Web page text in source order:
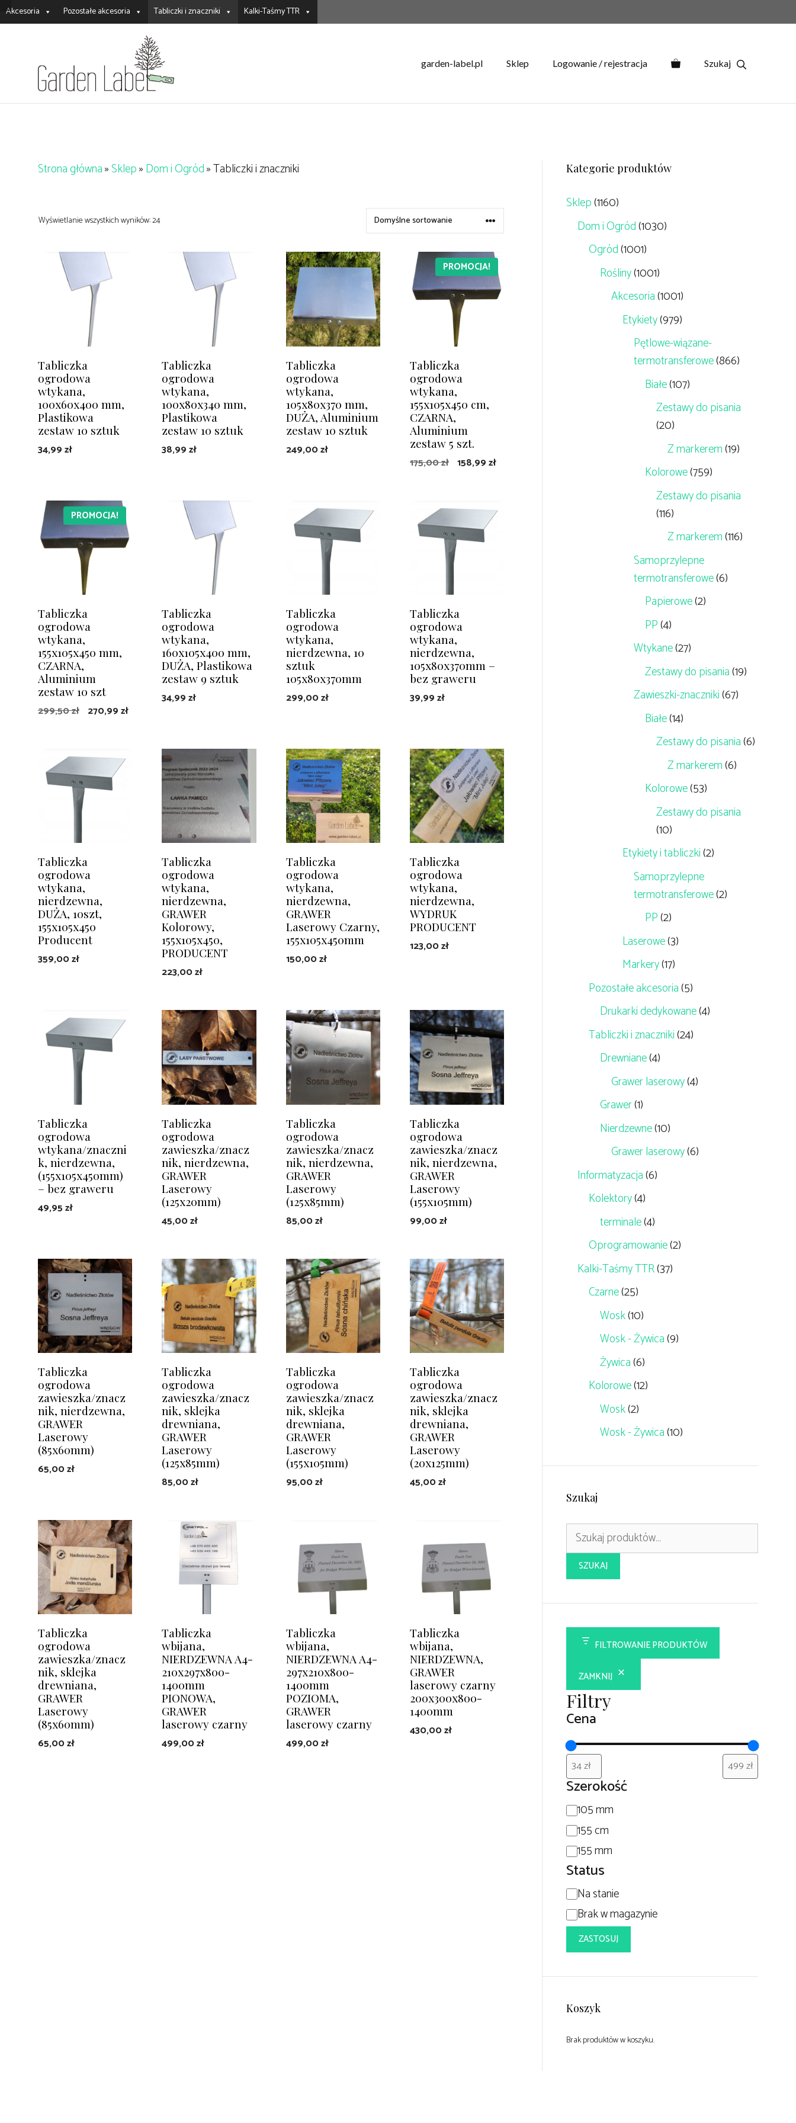
Przejdź
do
Akcesoria Pozostałe akcesoria Tabliczki i znaczniki Kalki-Taśmy TTR
garden-label.pl Sklep Logowanie / rejestracja
Strona główna»Sklep»Dom i Ogród»Tabliczki i znaczniki
Wyświetlanie wszystkich wyników: 24
Tabliczka
ogrodowa
wtykana,
100x60x400 mm,
Plastikowa
zestaw 10 sztuk
34,99zł
Tabliczka
ogrodowa
wtykana,
100x80x340 mm,
Plastikowa
zestaw 10 sztuk
38,99zł
Tabliczka
ogrodowa
wtykana,
105x80x370 mm,
DUŻA, Aluminium
zestaw 10 sztuk
249,00zł
PROMOCJA!
Tabliczka
ogrodowa
wtykana,
155x105x450 cm,
CZARNA,
Aluminium
zestaw 5 szt.
175,00zł Pierwotna
175,00 zł.
158,99złAktualna
158,99 zł.
PROMOCJA!
Tabliczka
ogrodowa
wtykana,
155x105x450 mm,
CZARNA,
Aluminium
zestaw 10 szt
299,50zł Pierwotna
299,50 zł.
270,99złAktualna
270,99 zł.
Tabliczka
ogrodowa
wtykana,
160x105x400 mm,
DUŻA, Plastikowa
zestaw 9 sztuk
34,99zł
Tabliczka
ogrodowa
wtykana,
nierdzewna, 10
sztuk
105x80x370mm
299,00zł
Tabliczka
ogrodowa
wtykana,
nierdzewna,
105x80x370mm –
bez graweru
39,99zł
Tabliczka
ogrodowa
wtykana,
nierdzewna,
DUŻA, 10szt,
155x105x450
Producent
359,00zł
Tabliczka
ogrodowa
wtykana,
nierdzewna,
GRAWER
Kolorowy,
155x105x450,
PRODUCENT
223,00zł
Tabliczka
ogrodowa
wtykana,
nierdzewna,
GRAWER
Laserowy Czarny,
155x105x450mm
150,00zł
Tabliczka
ogrodowa
wtykana,
nierdzewna,
WYDRUK
PRODUCENT
123,00zł
Tabliczka
ogrodowa
wtykana/znaczni
k, nierdzewna,
(155x105x450mm)
– bez graweru
49,95zł
Tabliczka
ogrodowa
zawieszka/znacz
nik, nierdzewna,
GRAWER
Laserowy
(125x20mm)
45,00zł
Tabliczka
ogrodowa
zawieszka/znacz
nik, nierdzewna,
GRAWER
Laserowy
(125x85mm)
85,00zł
Tabliczka
ogrodowa
zawieszka/znacz
nik, nierdzewna,
GRAWER
Laserowy
(155x105mm)
99,00zł
Tabliczka
ogrodowa
zawieszka/znacz
nik, nierdzewna,
GRAWER
Laserowy
(85x60mm)
65,00zł
Tabliczka
ogrodowa
zawieszka/znacz
nik, sklejka
drewniana,
GRAWER
Laserowy
(125x85mm)
85,00zł
Tabliczka
ogrodowa
zawieszka/znacz
nik, sklejka
drewniana,
GRAWER
Laserowy
(155x105mm)
95,00zł
Tabliczka
ogrodowa
zawieszka/znacz
nik, sklejka
drewniana,
GRAWER
Laserowy
(20x125mm)
45,00zł
Tabliczka
ogrodowa
zawieszka/znacz
nik, sklejka
drewniana,
GRAWER
Laserowy
(85x60mm)
65,00zł
Tabliczka
wbijana,
NIERDZEWNA A4-
210x297x800-
1400mm
PIONOWA,
GRAWER
laserowy czarny
499,00zł
Tabliczka
wbijana,
NIERDZEWNA A4-
297x210x800-
1400mm
POZIOMA,
GRAWER
laserowy czarny
499,00zł
Tabliczka
wbijana,
NIERDZEWNA,
GRAWER
laserowy czarny
200x300x800-
1400mm
430,00zł
Kategorie produktów
Sklep(1160)
Dom i Ogród(1030)
Ogród(1001)
Rośliny(1001)
Akcesoria(1001)
Etykiety(979)
Pętlowe-wiązane-
termotransferowe(866)
Białe(107)
Zestawy do pisania
(20)
Z markerem(19)
Kolorowe(759)
Zestawy do pisania
(116)
Z markerem(116)
Samoprzylepne
termotransferowe(6)
Papierowe(2)
PP(4)
Wtykane(27)
Zestawy do pisania(19)
Zawieszki-znaczniki(67)
Białe(14)
Zestawy do pisania(6)
Z markerem(6)
Kolorowe(53)
Zestawy do pisania
(10)
Etykiety i tabliczki(2)
Samoprzylepne
termotransferowe(2)
PP(2)
Laserowe(3)
Markery(17)
Pozostałe akcesoria(5)
Drukarki dedykowane(4)
Tabliczki i znaczniki(24)
Drewniane(4)
Grawer laserowy(4)
Grawer(1)
Nierdzewne(10)
Grawer laserowy(6)
Informatyzacja(6)
Kolektory(4)
terminale(4)
Oprogramowanie(2)
Kalki-Taśmy TTR(37)
Czarne(25)
Wosk(10)
Wosk - Żywica(9)
Żywica(6)
Kolorowe(12)
Wosk(2)
Wosk - Żywica(10)
Szukaj
Szukaj:
SZUKAJ
FILTROWANIE PRODUKTÓW
ZAMKNIJ
Filtry
Cena
Szerokość
Szerokość
105 mm
155 cm
155 mm
Status
Dostępność
Na stanie
Brak w magazynie
ZASTOSUJ
Koszyk
Brak produktów w koszyku.